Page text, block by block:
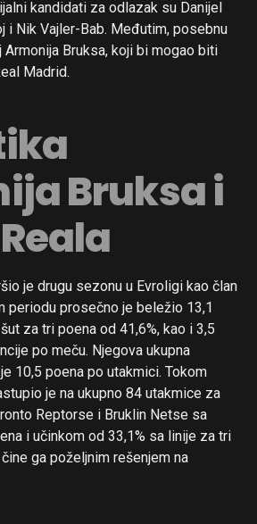
kandidati za odlazak su Danijel
i Nik Vajler-Bab. Međutim, posebnu
Bruksa, koji bi mogao biti
Madrid.
Bruksa i
je drugu sezonu u Evroligi kao član
periodu prosečno je beležio 13,1
za tri poena od 41,6%, kao i 3,5
po meču. Njegova ukupna
10,5 poena po utakmici. Tokom
je na ukupno 84 utakmice za
Reptorse i Bruklin Netse sa
i učinkom od 33,1% sa linije za tri
ga poželjnim rešenjem na